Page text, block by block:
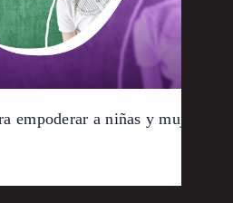
empoderar a niñas y mujeres